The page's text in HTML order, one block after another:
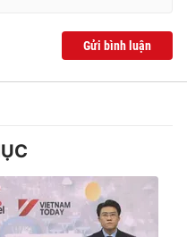
Gửi bình luận